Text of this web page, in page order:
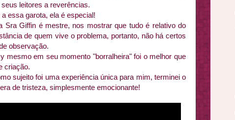
leitores a reverências.
essa garota, ela é especial!
Sra Giffin é mestre, nos mostrar que tudo é relativo do
de quem vive o problema, portanto, não há certos
observação.
mesmo em seu momento "borralheira" foi o melhor que
criação.
sujeito foi uma experiência única para mim, terminei o
de tristeza, simplesmente emocionante!